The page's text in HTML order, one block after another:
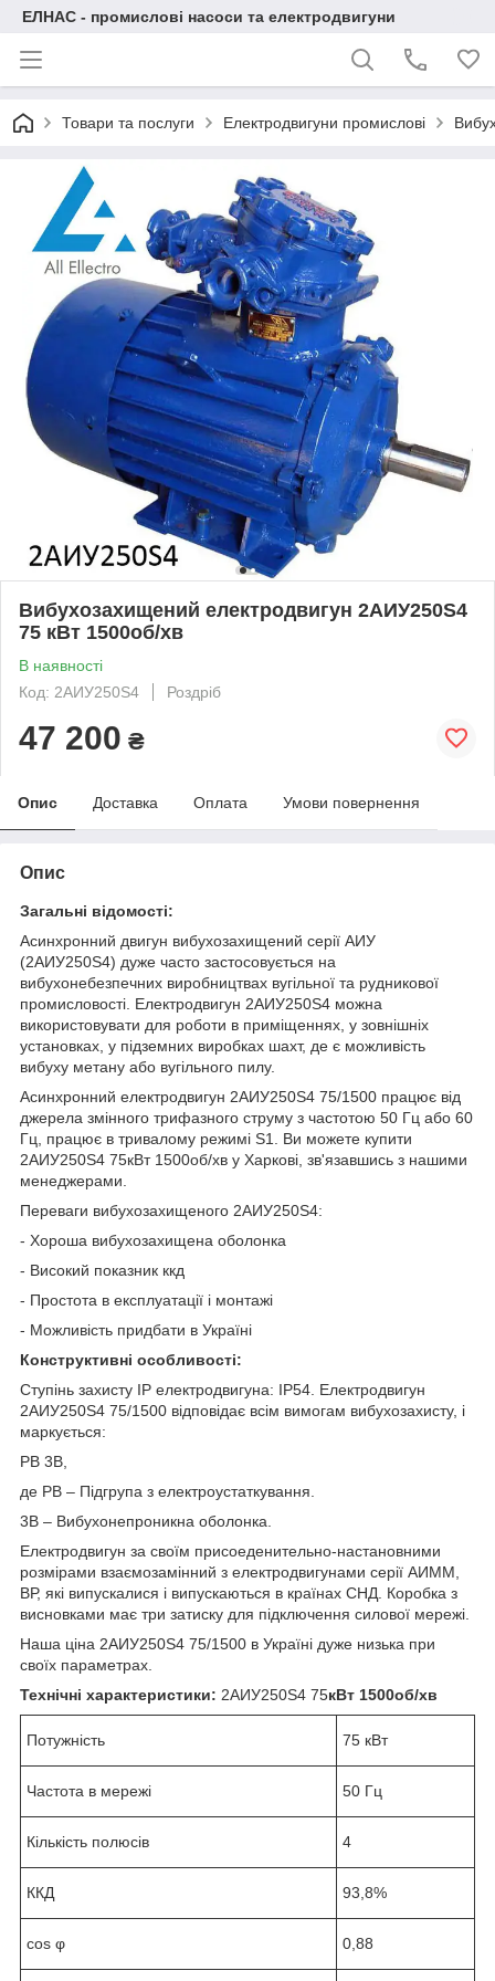
ЕЛНАС - промислові насоси та електродвигуни
Товари та послуги Електродвигуни промислові
Вибухозахищений електродвигун 2АИУ250Ѕ4
75 кВт 1500об/хв
В наявності
Код: 2АИУ250S4
Роздріб
47 200 ₴
Опис Доставка Оплата Умови повернення
Опис
Загальні відомості:
Асинхронний двигун вибухозахищений серії АИУ
(2АИУ250Ѕ4) дуже часто застосовується на
вибухонебезпечних виробництвах вугільної та рудникової
промисловості. Електродвигун 2АИУ250Ѕ4 можна
використовувати для роботи в приміщеннях, у зовнішніх
установках, у підземних виробках шахт, де є можливість
вибуху метану або вугільного пилу.
Асинхронний електродвигун 2АИУ250Ѕ4 75/1500 працює від
джерела змінного трифазного струму з частотою 50 Гц або 60
Гц, працює в тривалому режимі S1. Ви можете купити
2АИУ250Ѕ4 75кВт 1500об/хв у Харкові, зв'язавшись з нашими
менеджерами.
Переваги вибухозахищеного 2АИУ250Ѕ4:
- Хороша вибухозахищена оболонка
- Високий показник ккд
- Простота в експлуатації і монтажі
- Можливість придбати в Україні
Конструктивні особливості:
Ступінь захисту IP електродвигуна: IP54. Електродвигун
2АИУ250Ѕ4 75/1500 відповідає всім вимогам вибухозахисту, і
маркується:
РВ 3В,
де РВ – Підгрупа з електроустаткування.
3В – Вибухонепроникна оболонка.
Електродвигун за своїм присоеденительно-настановними
розмірами взаємозамінний з електродвигунами серії АИММ,
ВР, які випускалися і випускаються в країнах СНД. Коробка з
висновками має три затиску для підключення силової мережі.
Наша ціна 2АИУ250Ѕ4 75/1500 в Україні дуже низька при
своїх параметрах.
Технічні характеристики: 2АИУ250Ѕ4 75кВт 1500об/хв
Потужність 75 кВт
Частота в мережі 50 Гц
Кількість полюсів 4
ККД 93,8%
cos φ 0,88